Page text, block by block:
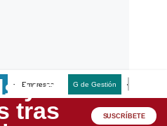
Empresas G de Gestión
SUSCRÍBETE